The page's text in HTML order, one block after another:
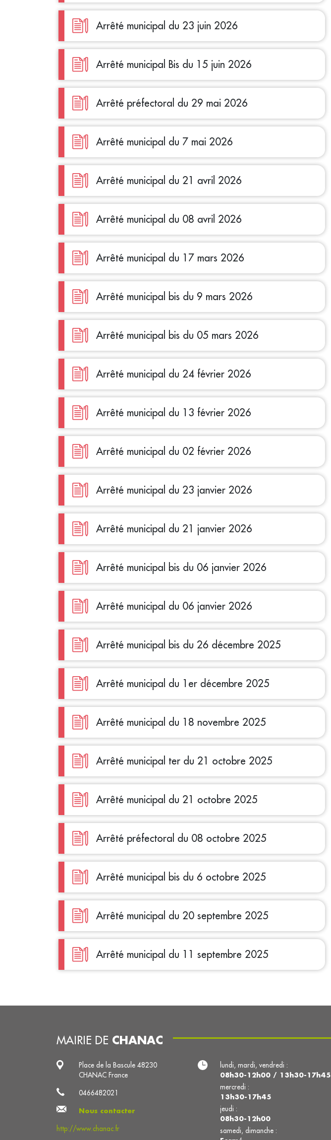
Arrêté municipal du 23 juin 2026
Arrêté municipal Bis du 15 juin 2026
Arrêté préfectoral du 29 mai 2026
Arrêté municipal du 7 mai 2026
Arrêté municipal du 21 avril 2026
Arrêté municipal du 08 avril 2026
Arrêté municipal du 17 mars 2026
Arrêté municipal bis du 9 mars 2026
Arrêté municipal bis du 05 mars 2026
Arrêté municipal du 24 février 2026
Arrêté municipal du 13 février 2026
Arrêté municipal du 02 février 2026
Arrêté municipal du 23 janvier 2026
Arrêté municipal du 21 janvier 2026
Arrêté municipal bis du 06 janvier 2026
Arrêté municipal du 06 janvier 2026
Arrêté municipal bis du 26 décembre 2025
Arrêté municipal du 1er décembre 2025
Arrêté municipal du 18 novembre 2025
Arrêté municipal ter du 21 octobre 2025
Arrêté municipal du 21 octobre 2025
Arrêté préfectoral du 08 octobre 2025
Arrêté municipal bis du 6 octobre 2025
Arrêté municipal du 20 septembre 2025
Arrêté municipal du 11 septembre 2025
MAIRIE DE CHANAC
Place de la Bascule 48230
CHANAC France
0466482021
Nous contacter
http://www.chanac.fr
lundi, mardi, vendredi :
08h30-12h00 / 13h30-17h45
mercredi :
13h30-17h45
jeudi :
08h30-12h00
samedi, dimanche :